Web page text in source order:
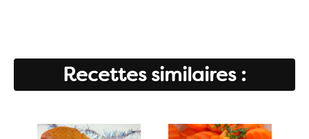
Recettes similaires :